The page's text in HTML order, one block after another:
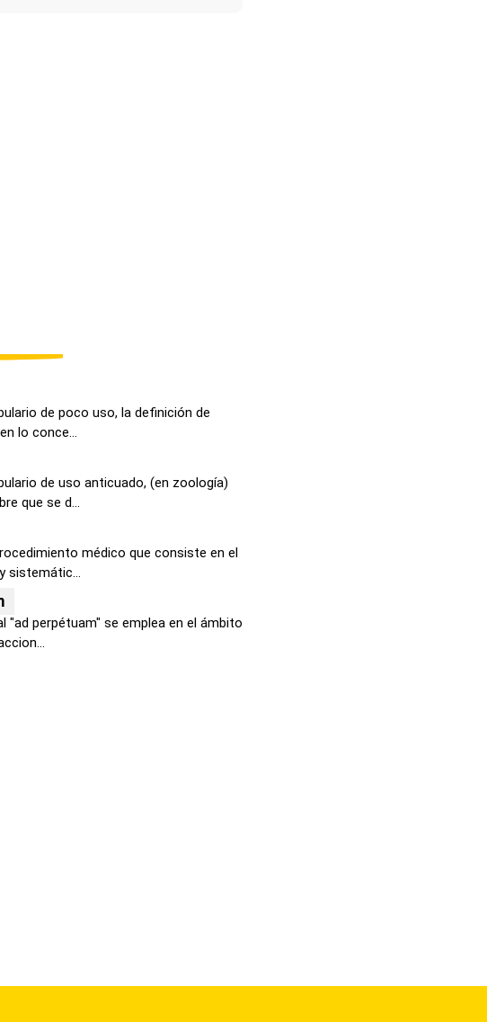
de poco uso, la definición de
lo conce...
de uso anticuado, (en zoología)
que se d...
médico que consiste en el
sistemátic...
"ad perpétuam" se emplea en el ámbito